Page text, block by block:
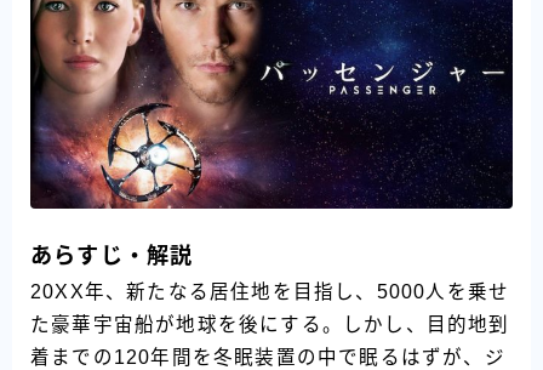
あらすじ・解説
20XX年、新たなる居住地を目指し、5000人を乗せ
た豪華宇宙船が地球を後にする。しかし、目的地到
着までの120年間を冬眠装置の中で眠るはずが、ジ